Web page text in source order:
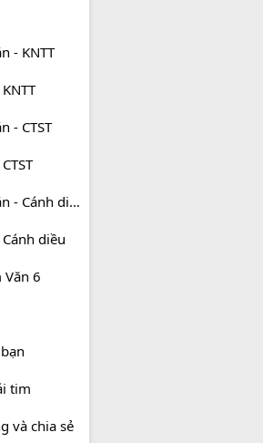
- KNTT
- CTST
Soạn Văn siêu ngắn - Cánh diều
diều
Văn 6
tim
và chia sẻ